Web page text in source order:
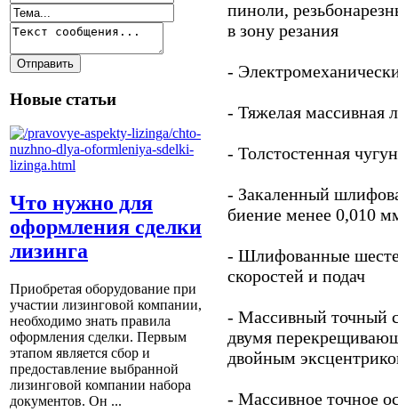
Новые статьи
Что нужно для
оформления сделки
лизинга
Приобретая оборудование при
участии лизинговой компании,
необходимо знать правила
оформления сделки. Первым
этапом является сбор и
предоставление выбранной
лизинговой компании набора
документов. Он ...
пиноли,
в зону резания
-
- Тяжелая массивная
- Толстостенная
- Закаленный
биение менее 0,010
- Шлифованные
скоростей и подач
- Массивный точный
двумя
двойным
- Массивное точное